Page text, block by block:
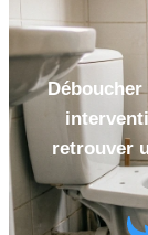
Déboucher
retrouver